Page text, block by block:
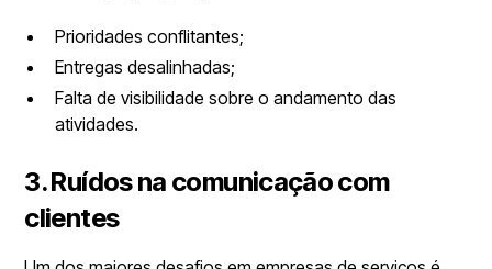
Prioridades conflitantes;
Entregas desalinhadas;
Falta de visibilidade sobre o andamento das
atividades.
3. Ruídos na comunicação com
clientes